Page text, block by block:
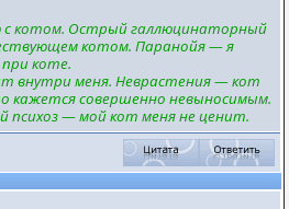
с котом. Острый галлюцинаторный
котом. Паранойя — я
коте.
внутри меня. Неврастения — кот
кажется совершенно невыносимым.
психоз — мой кот меня не ценит.